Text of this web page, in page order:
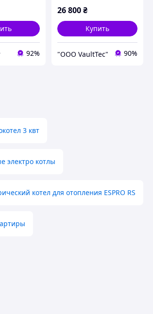
Київ
92%
26 800₴
Купить
"ООО VaultTec" 90%
3 квт
электро котлы
котел для отопления ESPRO RS